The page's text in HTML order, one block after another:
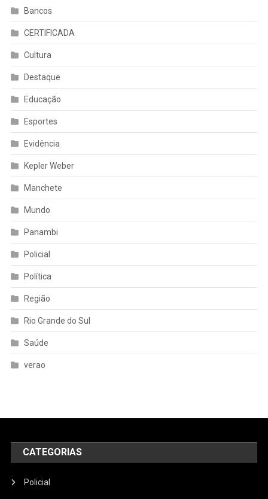
Bancos
CERTIFICADA
Cultura
Destaque
Educação
Esportes
Evidência
Kepler Weber
Manchete
Mundo
Panambi
Policial
Política
Região
Rio Grande do Sul
Saúde
verao
CATEGORIAS
Policial